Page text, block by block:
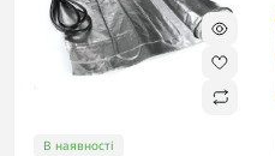
В наявності